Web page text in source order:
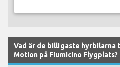
Vad är de billigaste hyrbilarna
Motion på Fiumicino Flygplats?